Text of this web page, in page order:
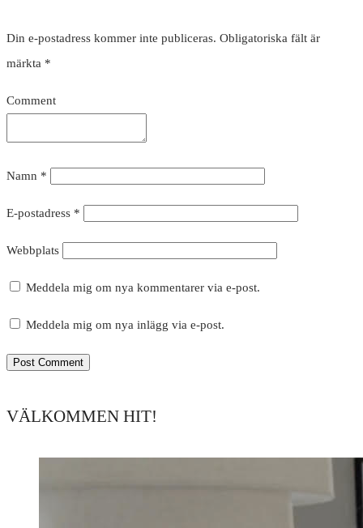
Din e-postadress kommer inte publiceras. Obligatoriska fält är
märkta *
Comment
Namn *
E-postadress *
Webbplats
Meddela mig om nya kommentarer via e-post.
Meddela mig om nya inlägg via e-post.
VÄLKOMMEN HIT!